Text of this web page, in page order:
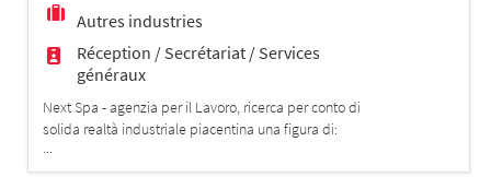
votre
CV
Connexion
Langue
Autres industries
Réception / Secrétariat / Services
généraux
Next Spa - agenzia per il Lavoro, ricerca per conto di
solida realtà industriale piacentina una figura di:
RECEPTIONIST - CATEGORIE PROTETTE L. 68/99 La
figura selezionata sarà inserita all'interno dell'organico
...